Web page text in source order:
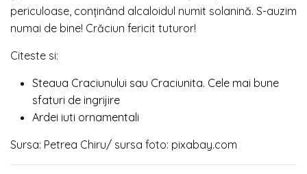
periculoase, conținând alcaloidul numit solanină. S-auzim
numai de bine! Crăciun fericit tuturor!
Citeste si:
Steaua Craciunului sau Craciunita. Cele mai bune
sfaturi de ingrijire
Ardei iuti ornamentali
Sursa: Petrea Chiru/ sursa foto: pixabay.com